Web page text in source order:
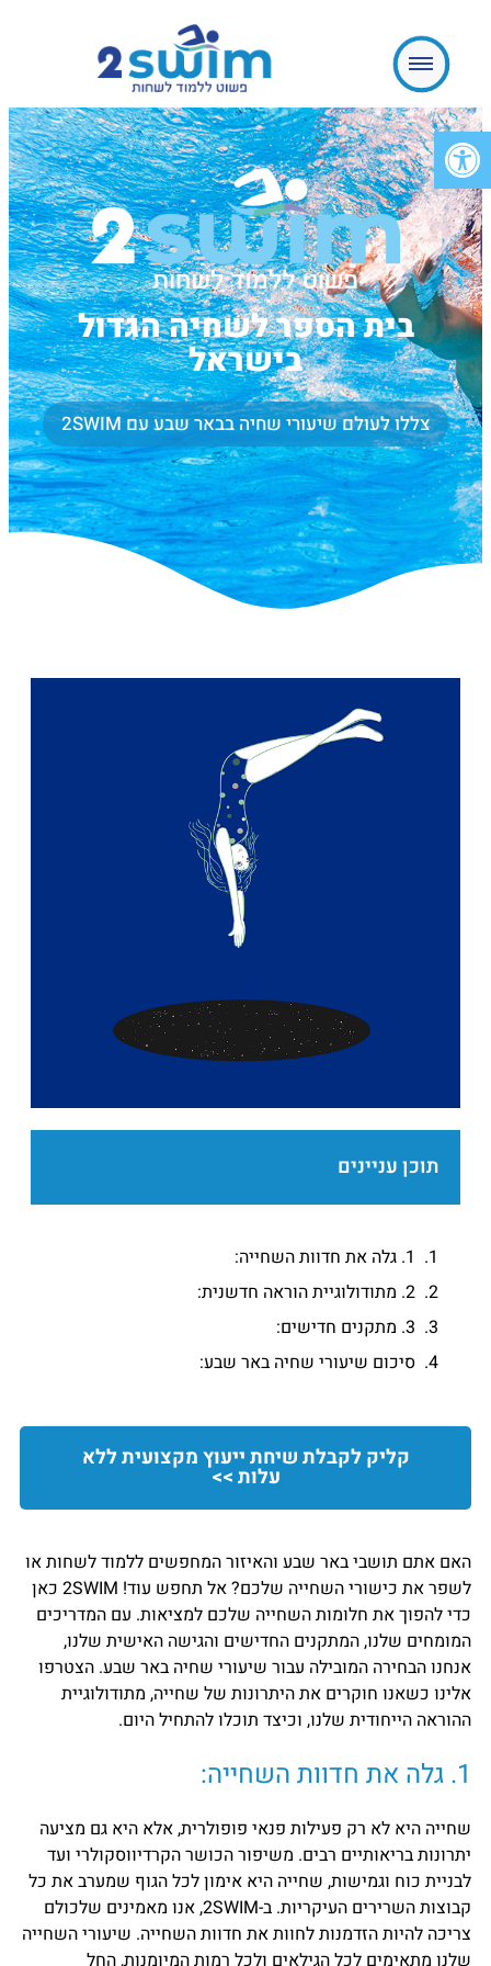
פתח סרגל נגישות
בית הספר לשחיה הגדול
בישראל
צללו לעולם שיעורי שחיה בבאר שבע עם 2SWIM
תוכן עניינים
1. גלה את חדוות השחייה:
2. מתודולוגיית הוראה חדשנית:
3. מתקנים חדישים:
סיכום שיעורי שחיה באר שבע:
קליק לקבלת שיחת ייעוץ מקצועית ללא
עלות >>
האם אתם תושבי באר שבע והאיזור המחפשים ללמוד לשחות או
לשפר את כישורי השחייה שלכם? אל תחפש עוד! 2SWIM כאן
כדי להפוך את חלומות השחייה שלכם למציאות. עם המדריכים
המומחים שלנו, המתקנים החדישים והגישה האישית שלנו,
אנחנו הבחירה המובילה עבור שיעורי שחיה באר שבע. הצטרפו
אלינו כשאנו חוקרים את היתרונות של שחייה, מתודולוגיית
ההוראה הייחודית שלנו, וכיצד תוכלו להתחיל היום.
1. גלה את חדוות השחייה:
שחייה היא לא רק פעילות פנאי פופולרית, אלא היא גם מציעה
יתרונות בריאותיים רבים. משיפור הכושר הקרדיווסקולרי ועד
לבניית כוח וגמישות, שחייה היא אימון לכל הגוף שמערב את כל
קבוצות השרירים העיקריות. ב-2SWIM, אנו מאמינים שלכולם
צריכה להיות הזדמנות לחוות את חדוות השחייה. שיעורי השחייה
שלנו מתאימים לכל הגילאים ולכל רמות המיומנות, החל